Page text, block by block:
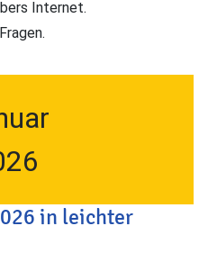
Internet.
in leichter